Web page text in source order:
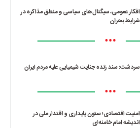
افکار عمومی، سیگنال‌های سیاسی و منطق مذاکره در
شرایط بحران
•••
سردشت؛ سند زنده جنایت شیمیایی علیه مردم ایران
•••
امنیت اقتصادی؛ ستون پایداری و اقتدار ملی در
اندیشه امام خامنه‌ای